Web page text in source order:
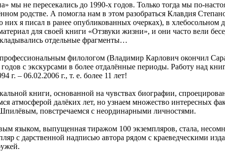
мы не пересекались до 1990-х годов. Только тогда мы по-
родстве. А помогла нам в этом разобраться Клавдия
них я писал в ранее опубликованных очерках), в хлебосольном
для своей книги «Отзвуки жизни», и они часто вели
отдельные фрагменты…
филологом (Владимир Карлович окончил
с экскурсами в более отдалённые периоды. Работу над
г. – 06.02.2006 г., т. е. более 11 лет!
книги, основанной на чувствах биографии,
атмосферой далёких лет, но узнаем множество интересных
повстречаемся с неординарными личностями.
языком, выпущенная тиражом 100 экземпляров, стала,
с дарственной надписью автора рядом с краеведческими